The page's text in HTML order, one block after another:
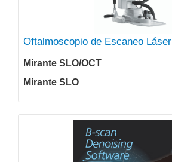
Oftalmoscopio de Escaneo Láser
Mirante SLO/OCT
Mirante SLO